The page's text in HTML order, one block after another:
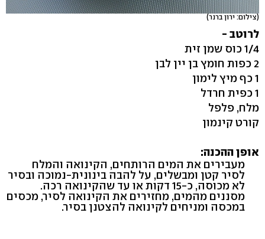
(צילום: ירון ברנר)
לרוטב -
1/4 כוס שמן זית
2 כפות חומץ בן יין לבן
1 כף מיץ לימון
1 כפית חרדל
מלח, פלפל
קורט קינמון
אופן ההכנה:
מעבירים את המים הרותחים, הקינואה והמלח
לסיר קטן ומבשלים, על להבה בינונית-נמוכה ובסיר
לא מכוסה, כ-15 דקות או עד שהקינואה רכה.
מסננים מהמים, מחזירים את הקינואה לסיר, מכסים
במכסה ומניחים לקינואה להצטנן בסיר.